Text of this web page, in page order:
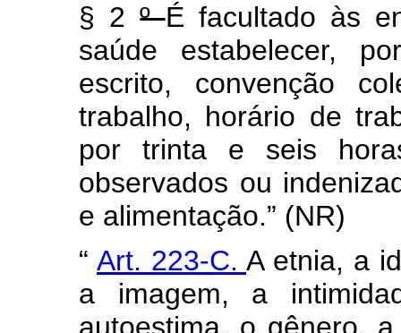
§ 2ºÉ facultado às
saúde estabelecer,
escrito, convenção
trabalho, horário de
por trinta e seis
observados ou
e alimentação.” (NR)
“ Art. 223-C. A etnia, a
a imagem, a